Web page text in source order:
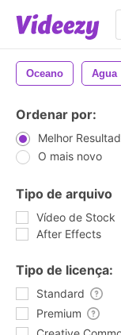
Oceano Agua
Ordenar por:
Melhor
O mais novo
Tipo de arquivo
Vídeo de Stock
After Effects
Tipo de licença:
Standard
Premium